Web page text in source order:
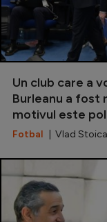
Un club care a
Burleanu a fost
motivul este
Fotbal | Vlad